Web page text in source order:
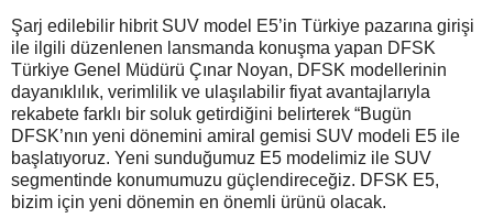
Şarj edilebilir hibrit SUV model E5’in Türkiye pazarına girişi
ile ilgili düzenlenen lansmanda konuşma yapan DFSK
Türkiye Genel Müdürü Çınar Noyan, DFSK modellerinin
dayanıklılık, verimlilik ve ulaşılabilir fiyat avantajlarıyla
rekabete farklı bir soluk getirdiğini belirterek “Bugün
DFSK’nın yeni dönemini amiral gemisi SUV modeli E5 ile
başlatıyoruz. Yeni sunduğumuz E5 modelimiz ile SUV
segmentinde konumumuzu güçlendireceğiz. DFSK E5,
bizim için yeni dönemin en önemli ürünü olacak.